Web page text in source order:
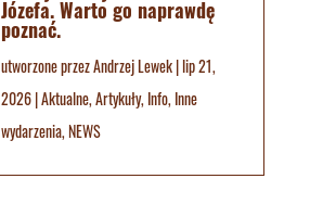
Józefa. Warto go naprawdę
poznać.
utworzone przezAndrzej Lewek|lip 21,
2026|Aktualne,Artykuły, Info, Inne
wydarzenia,NEWS